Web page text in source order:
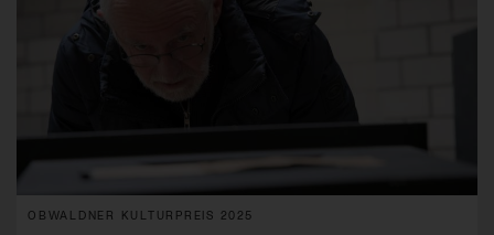
OBWALDNER KULTURPREIS 2025